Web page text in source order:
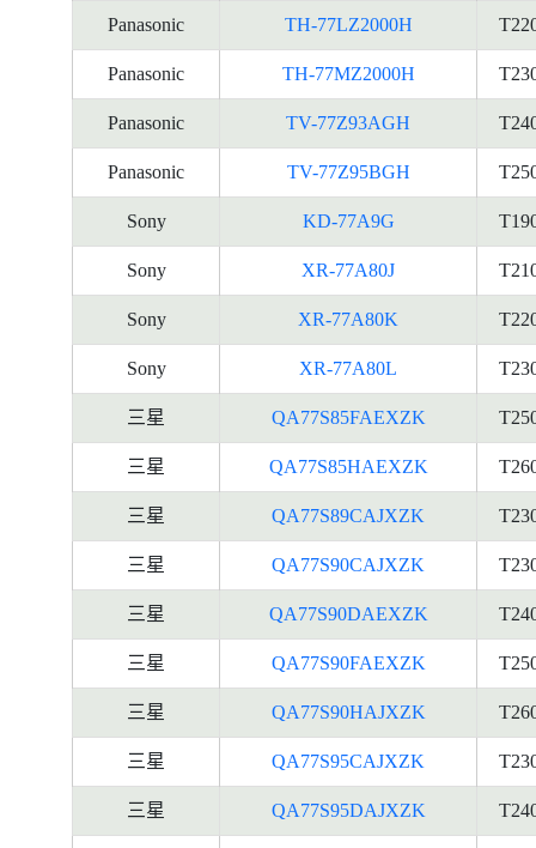
Panasonic TH-77LZ2000H
Panasonic TH-77MZ2000H
Panasonic TV-77Z93AGH
Panasonic TV-77Z95BGH
Sony KD-77A9G
Sony XR-77A80J
Sony XR-77A80K
Sony XR-77A80L
三星 QA77S85FAEXZK
三星 QA77S85HAEXZK
三星 QA77S89CAJXZK
三星 QA77S90CAJXZK
三星 QA77S90DAEXZK
三星 QA77S90FAEXZK
三星 QA77S90HAJXZK
三星 QA77S95CAJXZK
三星 QA77S95DAJXZK